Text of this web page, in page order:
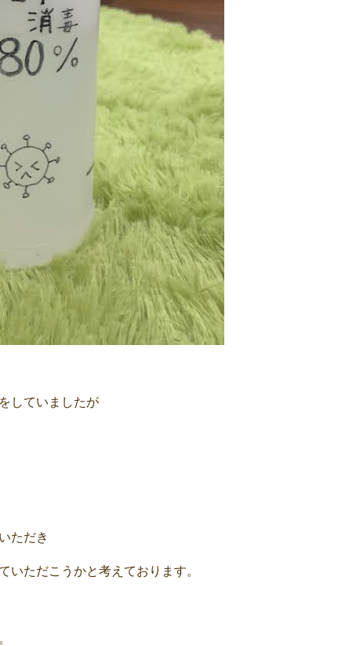
していましたが
ただき
ただこうかと考えております。